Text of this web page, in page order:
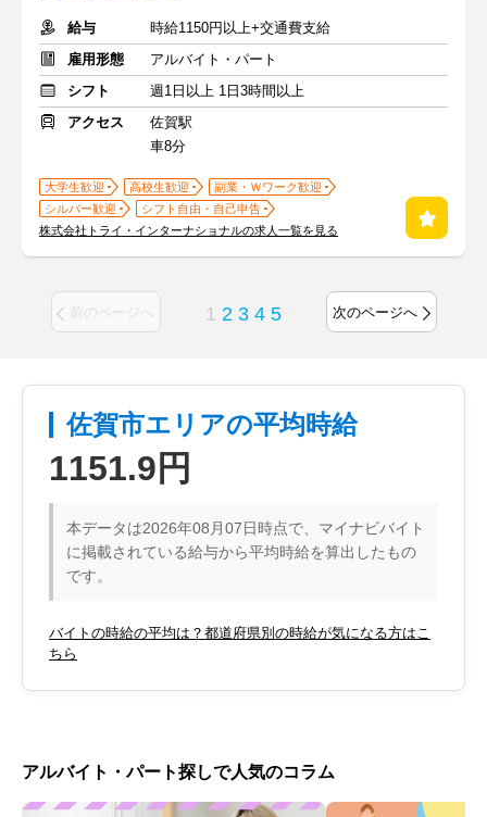
給与
時給1150円以上+交通費支給
雇用形態
アルバイト・パート
シフト
週1日以上 1日3時間以上
アクセス
佐賀駅
車8分
大学生歓迎 高校生歓迎
副業・Ｗワーク歓迎
シルバー歓迎
シフト自由・自己申告
株式会社トライ・インターナショナルの求人一覧を見る
前のページへ 1 2 3 4 5 次のページへ
佐賀市エリアの平均時給
1151.9円
本データは2026年08月07日時点で、マイナビバイト
に掲載されている給与から平均時給を算出したもの
です。
バイトの時給の平均は？都道府県別の時給が気になる方はこ
ちら
アルバイト・パート探しで人気のコラム